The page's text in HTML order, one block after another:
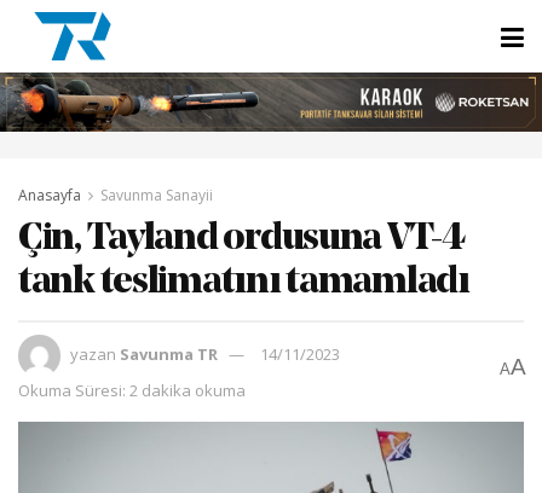
Anasayfa Savunma Sanayii
Çin, Tayland ordusuna VT-4
tank teslimatını tamamladı
yazan Savunma TR
14/11/2023
Okuma Süresi: 2 dakika okuma
AA